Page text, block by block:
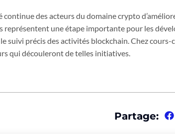
des acteurs du domaine crypto
représentent une étape importante pour les
suivi précis des activités blockchain. Chez cours-
qui découleront de telles initiatives.
Partage: